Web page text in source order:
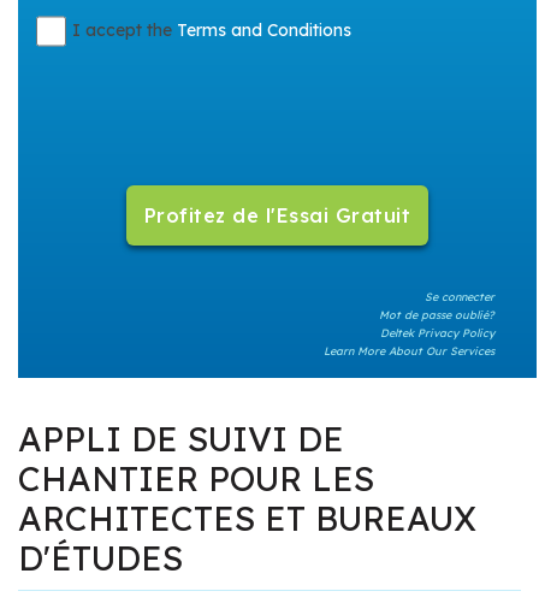
I accept the Terms and Conditions
Se connecter
Mot de passe oublié?
Deltek Privacy Policy
Learn More About Our Services
APPLI DE SUIVI DE
CHANTIER POUR LES
ARCHITECTES ET BUREAUX
D'ÉTUDES